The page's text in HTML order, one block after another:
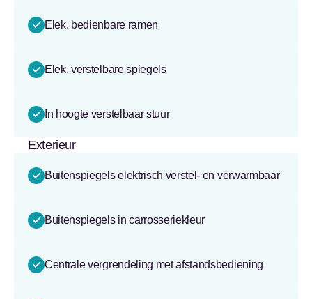
Elek. bedienbare ramen
Elek. verstelbare spiegels
In hoogte verstelbaar stuur
Exterieur
Buitenspiegels elektrisch verstel- en verwarmbaar
Buitenspiegels in carrosseriekleur
Centrale vergrendeling met afstandsbediening